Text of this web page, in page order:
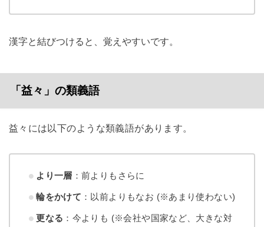
漢字と結びつけると、覚えやすいです。
「益々」の類義語
益々には以下のような類義語があります。
より一層 ：前よりもさらに
輪をかけて ：以前よりもなお (※あまり使わない)
更なる ：今よりも (※会社や国家など、大きな対